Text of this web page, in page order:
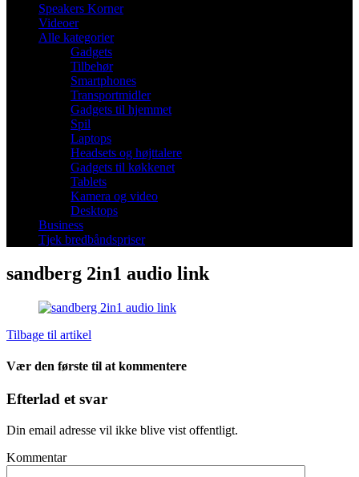
Speakers Korner
Videoer
Alle kategorier
Gadgets
Tilbehør
Smartphones
Transportmidler
Gadgets til hjemmet
Spil
Laptops
Headsets og højttalere
Gadgets til køkkenet
Tablets
Kamera og video
Desktops
Business
Tjek bredbåndspriser
sandberg 2in1 audio link
Tilbage til artikel
Vær den første til at kommentere
Efterlad et svar
Din email adresse vil ikke blive vist offentligt.
Kommentar